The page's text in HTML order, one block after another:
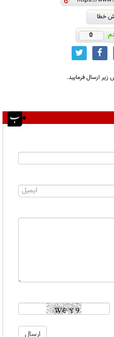
خطا
0
ارسال فرمایید.